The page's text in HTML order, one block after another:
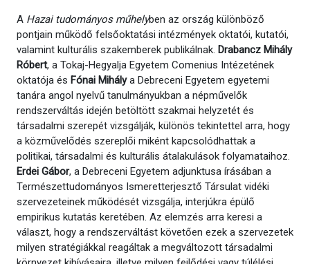
A Hazai tudományos műhelyben az ország különböző
pontjain működő felsőoktatási intézmények oktatói, kutatói,
valamint kulturális szakemberek publikálnak. Drabancz Mihály
Róbert, a Tokaj-Hegyalja Egyetem Comenius Intézetének
oktatója és Fónai Mihálya Debreceni Egyetem egyetemi
tanára angol nyelvű tanulmányukban a népművelők
rendszerváltás idején betöltött szakmai helyzetét és
társadalmi szerepét vizsgálják, különös tekintettel arra, hogy
a közművelődés szereplői miként kapcsolódhattak a
politikai, társadalmi és kulturális átalakulások folyamataihoz.
Erdei Gábor, a Debreceni Egyetem adjunktusa írásában a
Természettudományos Ismeretterjesztő Társulat vidéki
szervezeteinek működését vizsgálja, interjúkra épülő
empirikus kutatás keretében. Az elemzés arra keresi a
választ, hogy a rendszerváltást követően ezek a szervezetek
milyen stratégiákkal reagáltak a megváltozott társadalmi